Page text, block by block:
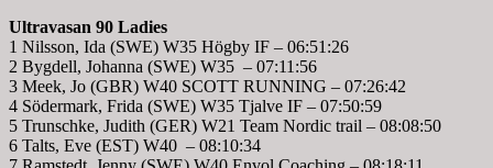
Ultravasan 90 Ladies
1 Nilsson, Ida (SWE) W35 Högby IF – 06:51:26
2 Bygdell, Johanna (SWE) W35 – 07:11:56
3 Meek, Jo (GBR) W40 SCOTT RUNNING – 07:26:42
4 Södermark, Frida (SWE) W35 Tjalve IF – 07:50:59
5 Trunschke, Judith (GER) W21 Team Nordic trail – 08:08:50
6 Talts, Eve (EST) W40 – 08:10:34